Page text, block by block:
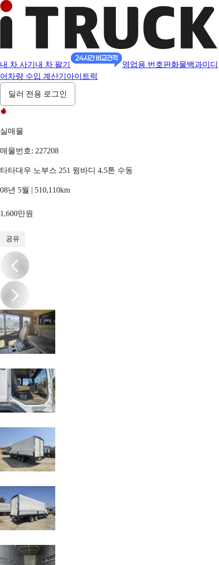
내 차 사기 내 차 팔기 영업용 번호판화물백과미디
어 차량 수입 계산기 아이트럭
딜러 전용 로그인
실매물
매물번호: 227208
타타대우 노부스 251 윙바디 4.5톤 수동
08년 5월 | 510,110km
1,600만원
공유
/10